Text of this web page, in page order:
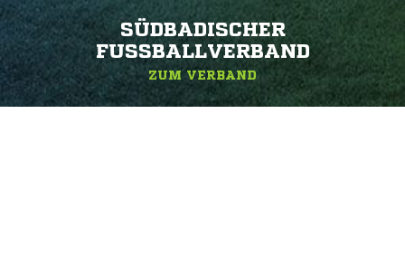
SÜDBADISCHER
FUSSBALLVERBAND
ZUM VERBAND